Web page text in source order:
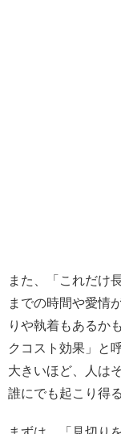
また、「これだけ
までの時間や愛情
りや執着もあるか
クコスト効果」と
大きいほど、人は
誰にでも起こり得